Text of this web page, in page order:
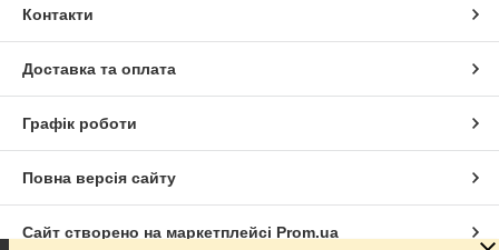
Контакти
Доставка та оплата
Графік роботи
Повна версія сайту
Сайт створено на маркетплейсі Prom.ua